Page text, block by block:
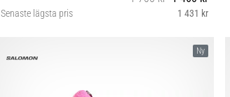
Senaste lägsta pris 1 431 kr
Ny